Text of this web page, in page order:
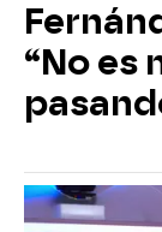
“No es